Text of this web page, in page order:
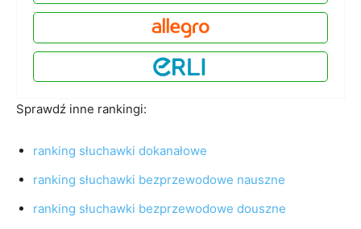
Sprawdź inne rankingi:
ranking słuchawki dokanałowe
ranking słuchawki bezprzewodowe nauszne
ranking słuchawki bezprzewodowe douszne